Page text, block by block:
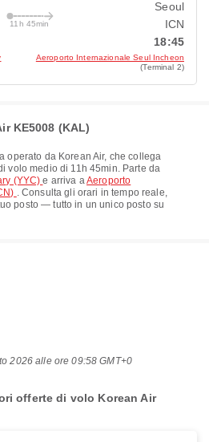
11h 45min
Seoul
ICN
18:45
Aeroporto Internazionale Seul Incheon
(Terminal 2)
KE5008 (KAL)
operato da Korean Air, che collega
volo medio di 11h 45min. Parte da
(YYC)e arriva aAeroporto
. Consulta gli orari in tempo reale,
posto — tutto in un unico posto su
2026 alle ore 09:58 GMT+0
offerte di volo Korean Air